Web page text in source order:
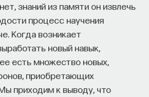
знаний из памяти он извлечь
процесс научения
Когда возникает
новый навык,
есть множество новых,
приобретающих
приходим к выводу, что